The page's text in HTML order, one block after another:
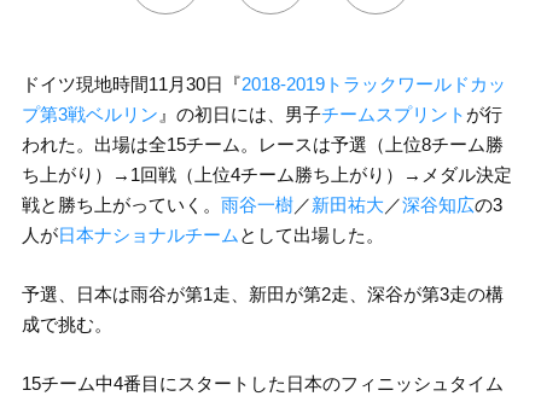
ドイツ現地時間11月30日『2018-2019トラックワールドカッ
プ第3戦ベルリン 』の初日には、男子チームスプリント が行
われた。出場は全15チーム。レースは予選（上位8チーム勝
ち上がり）→1回戦（上位4チーム勝ち上がり）→メダル決定
戦と勝ち上がっていく。 雨谷一樹／新田祐大／深谷知広の3
人が日本ナショナルチーム として出場した。
予選、日本は雨谷が第1走、新田が第2走、深谷が第3走の構
成で挑む。
15チーム中4番目にスタートした日本のフィニッシュタイム